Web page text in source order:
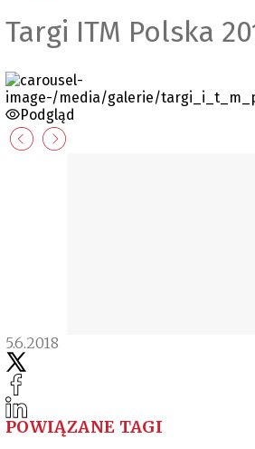
Targi ITM Polska
Podgląd
5.6.2018
POWIĄZANE TAGI